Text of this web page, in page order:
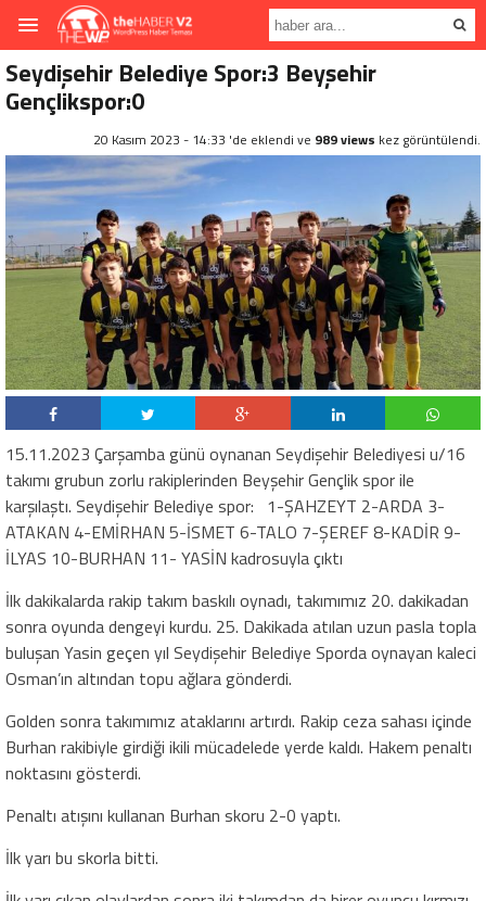
Seydişehir Belediye Spor:3 Beyşehir
Gençlikspor:0
20 Kasım 2023 - 14:33 'de eklendi ve 989 views kez görüntülendi.
15.11.2023 Çarşamba günü oynanan Seydişehir Belediyesi u/16
takımı grubun zorlu rakiplerinden Beyşehir Gençlik spor ile
karşılaştı. Seydişehir Belediye spor: 1-ŞAHZEYT 2-ARDA 3-
ATAKAN 4-EMİRHAN 5-İSMET 6-TALO 7-ŞEREF 8-KADİR 9-
İLYAS 10-BURHAN 11- YASİN kadrosuyla çıktı
İlk dakikalarda rakip takım baskılı oynadı, takımımız 20. dakikadan
sonra oyunda dengeyi kurdu. 25. Dakikada atılan uzun pasla topla
buluşan Yasin geçen yıl Seydişehir Belediye Sporda oynayan kaleci
Osman’ın altından topu ağlara gönderdi.
Golden sonra takımımız ataklarını artırdı. Rakip ceza sahası içinde
Burhan rakibiyle girdiği ikili mücadelede yerde kaldı. Hakem penaltı
noktasını gösterdi.
Penaltı atışını kullanan Burhan skoru 2-0 yaptı.
İlk yarı bu skorla bitti.